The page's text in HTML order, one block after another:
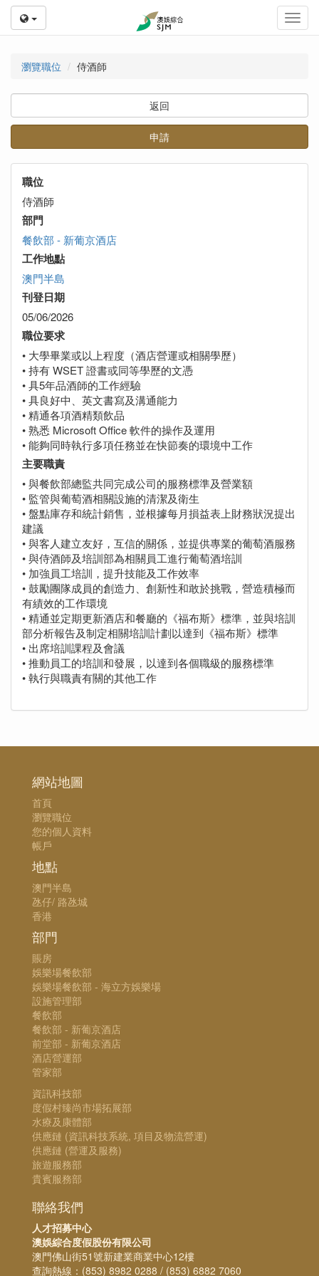
瀏覽職位 侍酒師
返回
申請
職位
侍酒師
部門
餐飲部 - 新葡京酒店
工作地點
澳門半島
刊登日期
05/06/2026
職位要求
• 大學畢業或以上程度（酒店營運或相關學歷）
• 持有 WSET 證書或同等學歷的文憑
• 具5年品酒師的工作經驗
• 具良好中、英文書寫及溝通能力
• 精通各項酒精類飲品
• 熟悉 Microsoft Office 軟件的操作及運用
• 能夠同時執行多項任務並在快節奏的環境中工作
主要職責
• 與餐飲部總監共同完成公司的服務標準及營業額
• 監管與葡萄酒相關設施的清潔及衛生
• 盤點庫存和統計銷售，並根據每月損益表上財務狀況提出
建議
• 與客人建立友好，互信的關係，並提供專業的葡萄酒服務
• 與侍酒師及培訓部為相關員工進行葡萄酒培訓
• 加強員工培訓，提升技能及工作效率
• 鼓勵團隊成員的創造力、創新性和敢於挑戰，營造積極而
有績效的工作環境
• 精通並定期更新酒店和餐廳的《福布斯》標準，並與培訓
部分析報告及制定相關培訓計劃以達到《福布斯》標準
• 出席培訓課程及會議
• 推動員工的培訓和發展，以達到各個職級的服務標準
• 執行與職責有關的其他工作
網站地圖
首頁
瀏覽職位
您的個人資料
帳戶
地點
澳門半島
氹仔/ 路氹城
香港
部門
賬房
娛樂場餐飲部
娛樂場餐飲部 - 海立方娛樂場
設施管理部
餐飲部
餐飲部 - 新葡京酒店
前堂部 - 新葡京酒店
酒店營運部
管家部
資訊科技部
度假村臻尚市場拓展部
水療及康體部
供應鏈 (資訊科技系統, 項目及物流營運)
供應鏈 (營運及服務)
旅遊服務部
貴賓服務部
聯絡我們
人才招募中心
澳娛綜合度假股份有限公司
澳門佛山街51號新建業商業中心12樓
查詢熱線：(853) 8982 0288 / (853) 6882 7060